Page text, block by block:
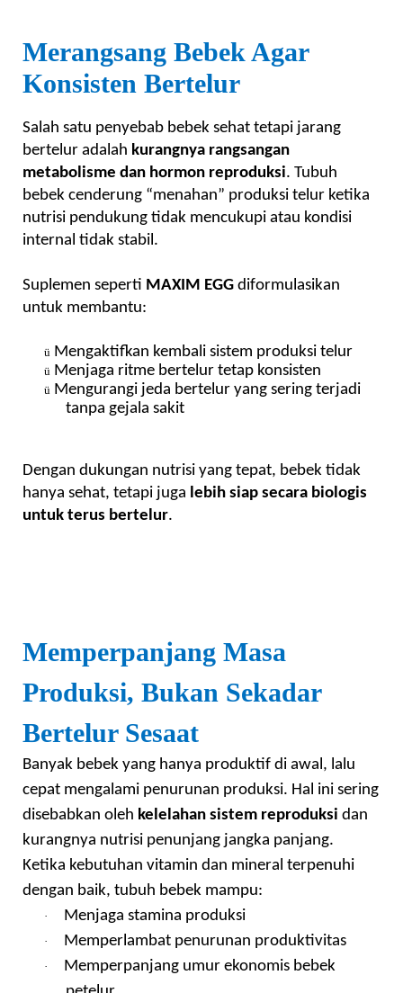
Merangsang Bebek Agar
Konsisten Bertelur
Salah satu penyebab bebek sehat tetapi jarang
bertelur adalah kurangnya rangsangan
metabolisme dan hormon reproduksi. Tubuh
bebek cenderung “menahan” produksi telur ketika
nutrisi pendukung tidak mencukupi atau kondisi
internal tidak stabil.
Suplemen seperti MAXIM EGG diformulasikan
untuk membantu:
ü Mengaktifkan kembali sistem produksi telur
ü Menjaga ritme bertelur tetap konsisten
ü Mengurangi jeda bertelur yang sering terjadi
tanpa gejala sakit
Dengan dukungan nutrisi yang tepat, bebek tidak
hanya sehat, tetapi juga lebih siap secara biologis
untuk terus bertelur.
Memperpanjang Masa
Produksi, Bukan Sekadar
Bertelur Sesaat
Banyak bebek yang hanya produktif di awal, lalu
cepat mengalami penurunan produksi. Hal ini sering
disebabkan oleh kelelahan sistem reproduksi dan
kurangnya nutrisi penunjang jangka panjang.
Ketika kebutuhan vitamin dan mineral terpenuhi
dengan baik, tubuh bebek mampu:
· Menjaga stamina produksi
· Memperlambat penurunan produktivitas
·
Memperpanjang umur ekonomis bebek